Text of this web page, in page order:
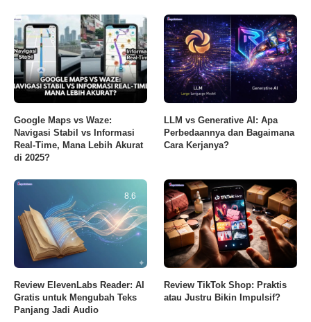
Google Maps vs Waze:
Navigasi Stabil vs Informasi
Real-Time, Mana Lebih Akurat
di 2025?
LLM vs Generative AI: Apa
Perbedaannya dan Bagaimana
Cara Kerjanya?
8.6
Review ElevenLabs Reader: AI
Gratis untuk Mengubah Teks
Panjang Jadi Audio
Review TikTok Shop: Praktis
atau Justru Bikin Impulsif?